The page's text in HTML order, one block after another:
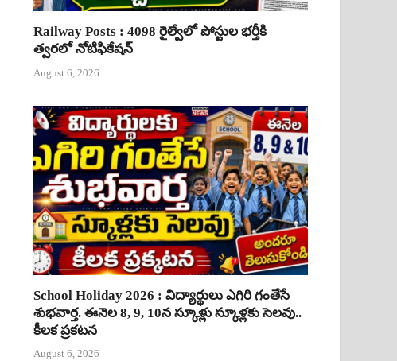
Railway Posts : 4098 రైల్వేలో పోస్టుల భర్తీకి
త్వరలో నోటిఫికేషన్
August 6, 2026
School Holiday 2026 : విద్యార్థులు ఎగిరి గంతేసే
శుభవార్త. ఈనెల 8, 9, 10న స్కూళ్లు స్కూళ్లకు సెలవు..
కీలక ప్రకటన
August 6, 2026